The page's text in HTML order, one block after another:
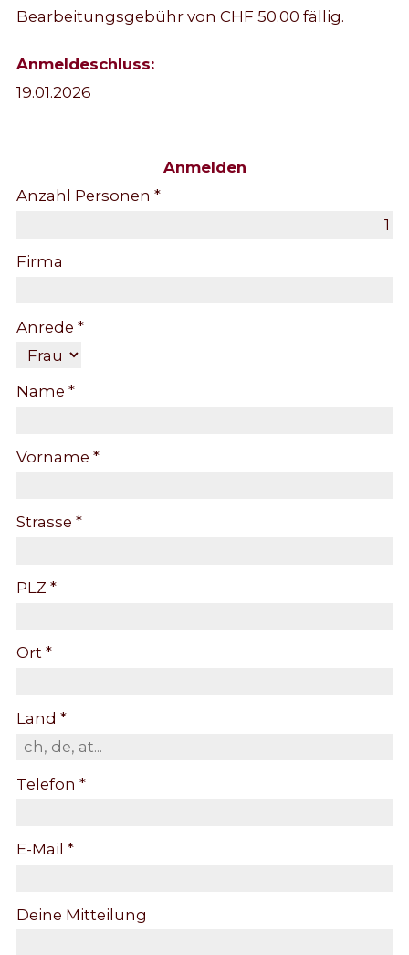
Bearbeitungsgebühr von CHF 50.00 fällig.
Anmeldeschluss:
19.01.2026
Anmelden
Anzahl Personen *
Firma
Anrede *
Name *
Vorname *
Strasse *
PLZ *
Ort *
Land *
Telefon *
E-Mail *
Deine Mitteilung